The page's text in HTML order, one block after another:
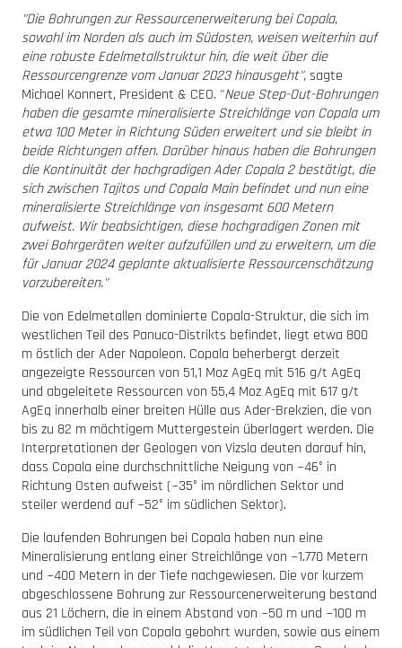
"Die Bohrungen zur Ressourcenerweiterung bei Copala,
sowohl im Norden als auch im Südosten, weisen weiterhin auf
eine robuste Edelmetallstruktur hin, die weit über die
Ressourcengrenze vom Januar 2023 hinausgeht",sagte
Michael Konnert, President & CEO. "Neue Step-Out-Bohrungen
haben die gesamte mineralisierte Streichlänge von Copala um
etwa 100 Meter in Richtung Süden erweitert und sie bleibt in
beide Richtungen offen. Darüber hinaus haben die Bohrungen
die Kontinuität der hochgradigen Ader Copala 2 bestätigt, die
sich zwischen Tajitos und Copala Main befindet und nun eine
mineralisierte Streichlänge von insgesamt 600 Metern
aufweist. Wir beabsichtigen, diese hochgradigen Zonen mit
zwei Bohrgeräten weiter aufzufüllen und zu erweitern, um die
für Januar 2024 geplante aktualisierte Ressourcenschätzung
vorzubereiten."
Die von Edelmetallen dominierte Copala-Struktur, die sich im
westlichen Teil des Panuco-Distrikts befindet, liegt etwa 800
m östlich der Ader Napoleon. Copala beherbergt derzeit
angezeigte Ressourcen von 51,1 Moz AgEq mit 516 g/t AgEq
und abgeleitete Ressourcen von 55,4 Moz AgEq mit 617 g/t
AgEq innerhalb einer breiten Hülle aus Ader-Brekzien, die von
bis zu 82 m mächtigem Muttergestein überlagert werden. Die
Interpretationen der Geologen von Vizsla deuten darauf hin,
dass Copala eine durchschnittliche Neigung von ~46° in
Richtung Osten aufweist (~35° im nördlichen Sektor und
steiler werdend auf ~52° im südlichen Sektor).
Die laufenden Bohrungen bei Copala haben nun eine
Mineralisierung entlang einer Streichlänge von ~1.770 Metern
und ~400 Metern in der Tiefe nachgewiesen. Die vor kurzem
abgeschlossene Bohrung zur Ressourcenerweiterung bestand
aus 21 Löchern, die in einem Abstand von ~50 m und ~100 m
im südlichen Teil von Copala gebohrt wurden, sowie aus einem